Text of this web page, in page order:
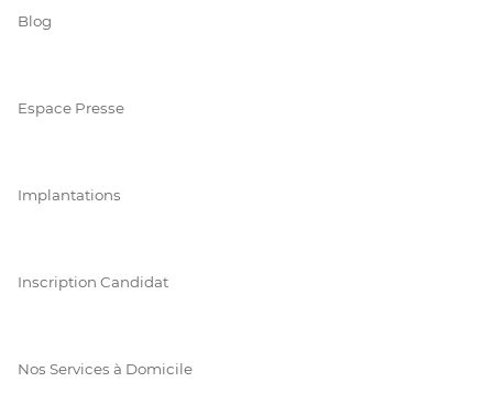
Blog
Espace Presse
Implantations
Inscription Candidat
Nos Services à Domicile